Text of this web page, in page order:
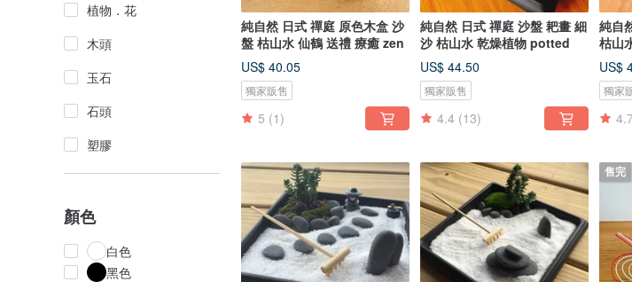
植物．花
木頭
玉石
石頭
塑膠
顏色
白色
黑色
純自然 日式 禪庭 原色木盒 沙
盤 枯山水 仙鶴 送禮 療癒 zen
US$ 40.05
獨家販售
5 (1)
純自然 日式 禪庭 沙盤 耙畫 細
沙 枯山水 乾燥植物 potted
US$ 44.50
獨家販售
4.4 (13)
純自
枯山
zen
US$
獨家
售完